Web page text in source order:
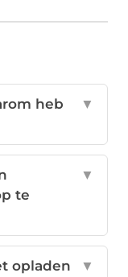
heb
▼
te
▼
opladen
▼